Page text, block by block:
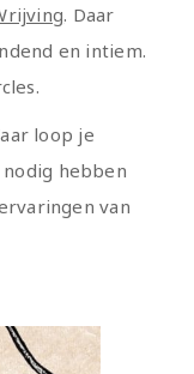
. Daar
en intiem.
loop je
hebben
van